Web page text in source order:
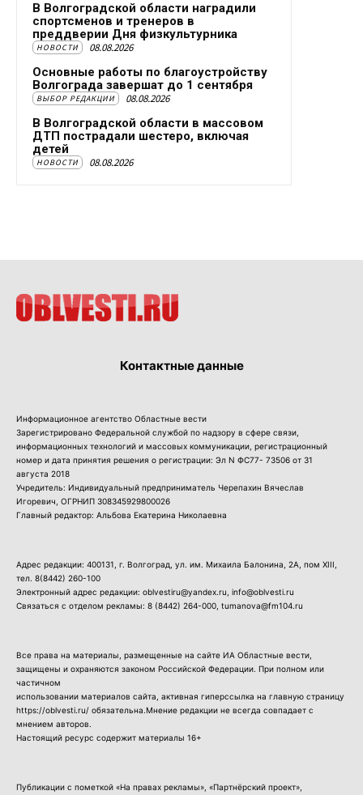
В Волгоградской области наградили
спортсменов и тренеров в
преддверии Дня физкультурника
НОВОСТИ 08.08.2026
Основные работы по благоустройству
Волгограда завершат до 1 сентября
ВЫБОР РЕДАКЦИИ 08.08.2026
В Волгоградской области в массовом
ДТП пострадали шестеро, включая
детей
НОВОСТИ 08.08.2026
Контактные данные
Информационное агентство Областные вести
Зарегистрировано Федеральной службой по надзору в сфере связи,
информационных технологий и массовых коммуникации, регистрационный
номер и дата принятия решения о регистрации: Эл N ФС77- 73506 от 31
августа 2018
Учредитель: Индивидуальный предприниматель Черепахин Вячеслав
Игоревич, ОГРНИП 308345929800026
Главный редактор: Альбова Екатерина Николаевна
Адрес редакции: 400131, г. Волгоград, ул. им. Михаила Балонина, 2А, пом XIII,
тел. 8(8442) 260-100
Электронный адрес редакции: oblvestiru@yandex.ru, info@oblvesti.ru
Связаться с отделом рекламы: 8 (8442) 264-000 , tumanova@fm104.ru
Все права на материалы, размещенные на сайте ИА Областные вести,
защищены и охраняются законом Российской Федерации. При полном или
частичном
использовании материалов сайта, активная гиперссылка на главную страницу
https://oblvesti.ru/ обязательна.Мнение редакции не всегда совпадает с
мнением авторов.
Настоящий ресурс содержит материалы 16+
Публикации с пометкой «На правах рекламы», «Партнёрский проект»,